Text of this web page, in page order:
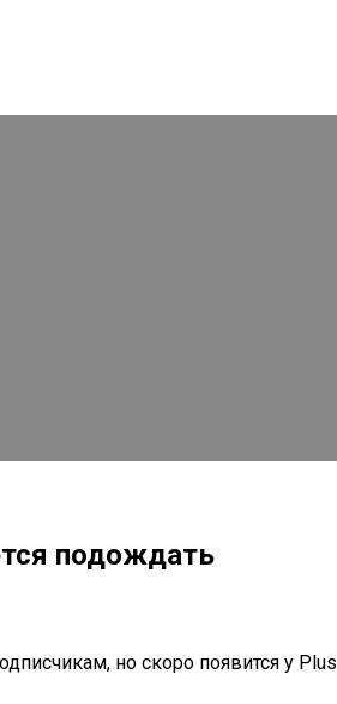
подождать
но скоро появится у Plus